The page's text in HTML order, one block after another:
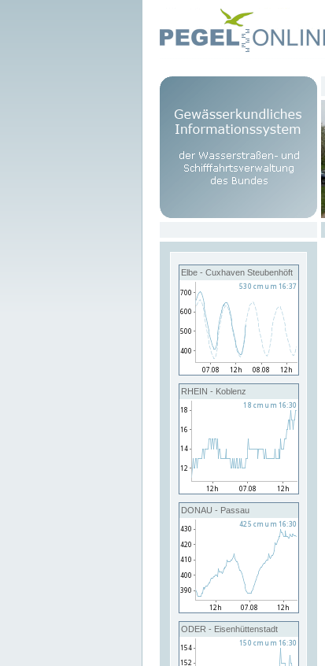
Elbe - Cuxhaven Steubenhöft
RHEIN - Koblenz
DONAU - Passau
ODER - Eisenhüttenstadt